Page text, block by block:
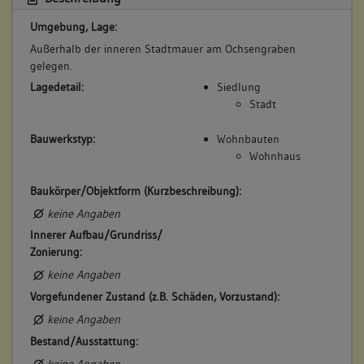
5. Besitzer:in:
(1876)
Widmayer, Katharina Barbara
Bemerkung Familie:
erbt von Mutter
äußeres Torhaus, Keller, Garten
Beruf / Amt / Titel:
keiner
Betroffene Gebäudeteile:
Untergeschoss(e)
Garten
Umgebung, Lage:
Außerhalb der inneren Stadtmauer am Ochsengraben
gelegen.
Lagedetail:
Siedlung
Stadt
Bauwerkstyp:
Wohnbauten
Wohnhaus
Baukörper/Objektform (Kurzbeschreibung):
keine Angaben
Innerer Aufbau/Grundriss/
Zonierung:
keine Angaben
Vorgefundener Zustand (z.B. Schäden, Vorzustand):
keine Angaben
Bestand/Ausstattung: